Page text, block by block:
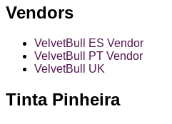
Vendors
VelvetBull ES Vendor
VelvetBull PT Vendor
VelvetBull UK
Tinta Pinheira